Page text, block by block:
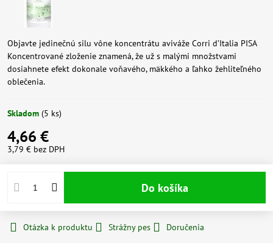
Objavte jedinečnú silu vône koncentrátu aviváže Corri d’Italia PISA
Koncentrované zloženie znamená, že už s malými množstvami
dosiahnete efekt dokonale voňavého, mäkkého a ľahko žehliteľného
oblečenia.
Skladom (5 ks)
4,66 €
3,79 € bez DPH
Do košíka
Otázka k produktu Strážny pes
Doručenia